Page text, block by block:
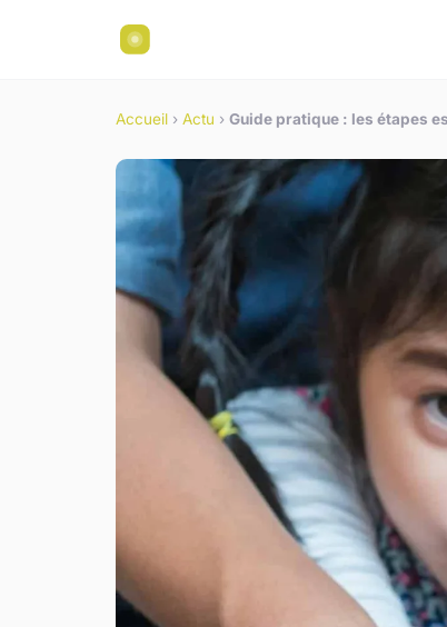
Accueil › Actu › Guide pratique : les étapes